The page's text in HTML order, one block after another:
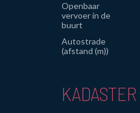
Openbaar
vervoer in de
buurt
Autostrade
(afstand (m))
KADASTER